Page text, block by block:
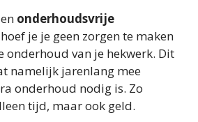
onderhoudsvrije
je je geen zorgen te maken
onderhoud van je hekwerk. Dit
namelijk jarenlang mee
onderhoud nodig is. Zo
tijd, maar ook geld.